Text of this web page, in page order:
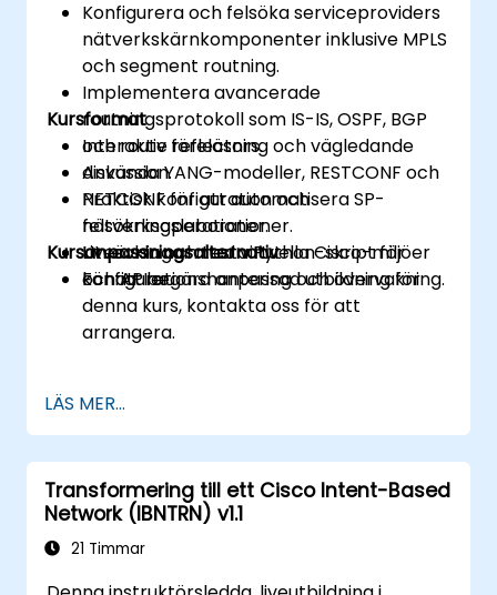
Konfigurera och felsöka serviceproviders
nätverkskärnkomponenter inklusive MPLS
och segment routning.
Implementera avancerade
routningsprotokoll som IS-IS, OSPF, BGP
och route reflectors.
Använda YANG-modeller, RESTCONF och
NETCONF för att automatisera SP-
nätverksoperationer.
Utveckla och testa Python-skript för
konfigurationshantering och övervakning.
Kursformat
Interaktiv föreläsning och vägledande
diskussion.
Praktisk konfiguration och
felsökningslaborationer.
Liveövningar med virtuella Cisco-miljöer
och API:er.
Kursanpassningsalternativ
För att begära anpassad utbildning för
denna kurs, kontakta oss för att
arrangera.
LÄS MER...
Transformering till ett Cisco Intent-Based
Network (IBNTRN) v1.1
21 Timmar